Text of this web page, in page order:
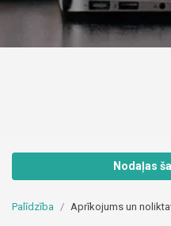
Nodaļas
Palīdzība Aprīkojums un